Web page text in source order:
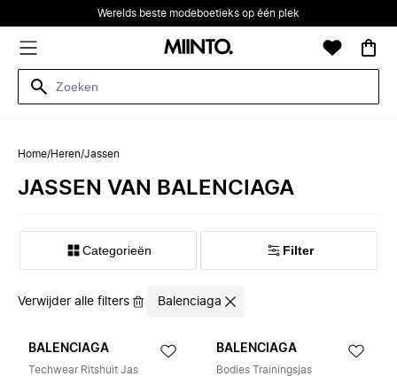
Werelds beste modeboetieks op één plek
Home/Heren/Jassen
JASSEN VAN BALENCIAGA
Categorieën Filter
Verwijder alle filters Balenciaga
BALENCIAGA
Techwear Ritshuit Jas
BALENCIAGA
Bodies Trainingsjas